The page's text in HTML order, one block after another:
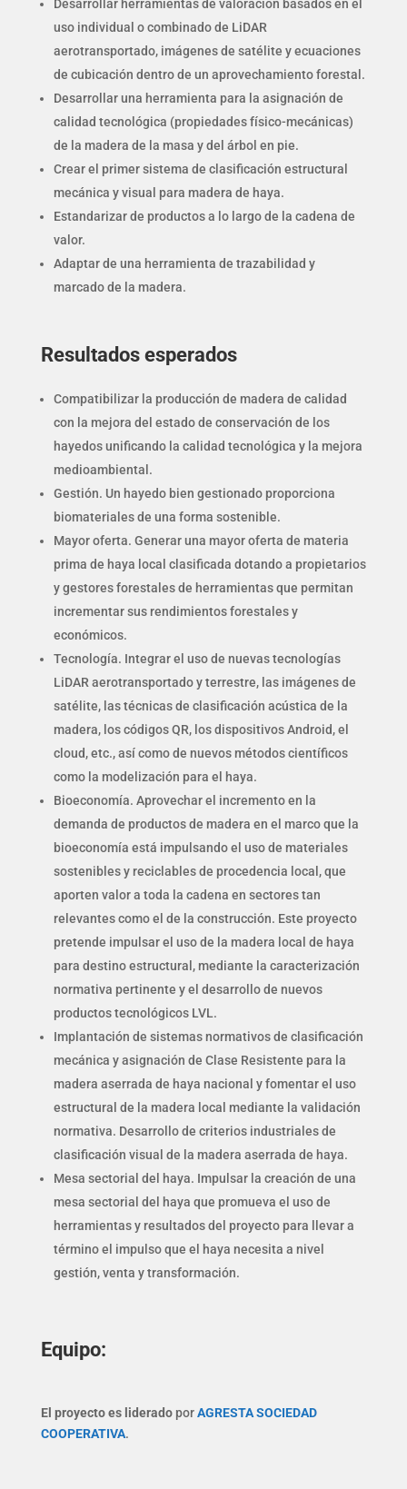
Desarrollar herramientas de valoración basados en el
uso individual o combinado de LiDAR
aerotransportado, imágenes de satélite y ecuaciones
de cubicación dentro de un aprovechamiento forestal.
Desarrollar una herramienta para la asignación de
calidad tecnológica (propiedades físico-mecánicas)
de la madera de la masa y del árbol en pie.
Crear el primer sistema de clasificación estructural
mecánica y visual para madera de haya.
Estandarizar de productos a lo largo de la cadena de
valor.
Adaptar de una herramienta de trazabilidad y
marcado de la madera.
Resultados esperados
Compatibilizar la producción de madera de calidad
con la mejora del estado de conservación de los
hayedos unificando la calidad tecnológica y la mejora
medioambiental.
Gestión. Un hayedo bien gestionado proporciona
biomateriales de una forma sostenible.
Mayor oferta. Generar una mayor oferta de materia
prima de haya local clasificada dotando a propietarios
y gestores forestales de herramientas que permitan
incrementar sus rendimientos forestales y
económicos.
Tecnología. Integrar el uso de nuevas tecnologías
LiDAR aerotransportado y terrestre, las imágenes de
satélite, las técnicas de clasificación acústica de la
madera, los códigos QR, los dispositivos Android, el
cloud, etc., así como de nuevos métodos científicos
como la modelización para el haya.
Bioeconomía. Aprovechar el incremento en la
demanda de productos de madera en el marco que la
bioeconomía está impulsando el uso de materiales
sostenibles y reciclables de procedencia local, que
aporten valor a toda la cadena en sectores tan
relevantes como el de la construcción. Este proyecto
pretende impulsar el uso de la madera local de haya
para destino estructural, mediante la caracterización
normativa pertinente y el desarrollo de nuevos
productos tecnológicos LVL.
Implantación de sistemas normativos de clasificación
mecánica y asignación de Clase Resistente para la
madera aserrada de haya nacional y fomentar el uso
estructural de la madera local mediante la validación
normativa. Desarrollo de criterios industriales de
clasificación visual de la madera aserrada de haya.
Mesa sectorial del haya. Impulsar la creación de una
mesa sectorial del haya que promueva el uso de
herramientas y resultados del proyecto para llevar a
término el impulso que el haya necesita a nivel
gestión, venta y transformación.
Equipo:
El proyecto es lideradoporAGRESTA SOCIEDAD
COOPERATIVA.